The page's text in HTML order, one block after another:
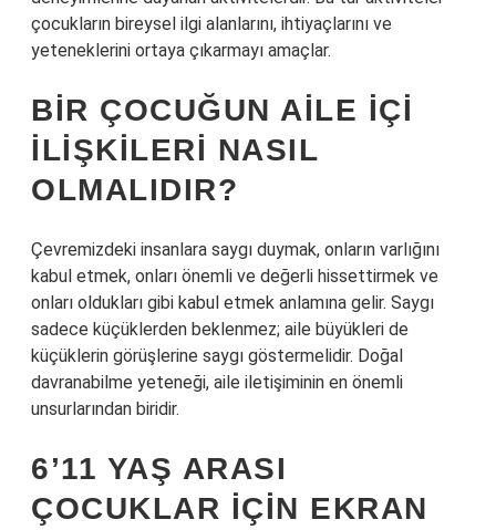
çocukların bireysel ilgi alanlarını, ihtiyaçlarını ve
yeteneklerini ortaya çıkarmayı amaçlar.
BIR ÇOCUĞUN AILE IÇI
ILIŞKILERI NASIL
OLMALIDIR?
Çevremizdeki insanlara saygı duymak, onların varlığını
kabul etmek, onları önemli ve değerli hissettirmek ve
onları oldukları gibi kabul etmek anlamına gelir. Saygı
sadece küçüklerden beklenmez; aile büyükleri de
küçüklerin görüşlerine saygı göstermelidir. Doğal
davranabilme yeteneği, aile iletişiminin en önemli
unsurlarından biridir.
6’11 YAŞ ARASI
ÇOCUKLAR IÇIN EKRAN